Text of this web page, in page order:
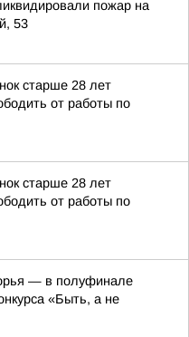
пожар на
53
старше 28 лет
от работы по
старше 28 лет
от работы по
— в полуфинале
«Быть, а не